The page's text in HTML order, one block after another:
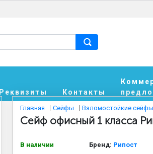
Реквизиты Контакты
Главная Сейфы Взломостойкие сейфы
Сейф офисный 1 класса
В наличии Бренд: Рипост